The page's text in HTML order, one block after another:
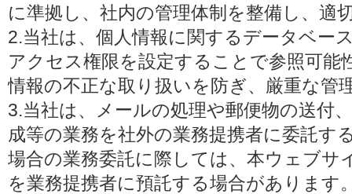
に準拠し、社内の管理体制を整備し、適
2.当社は、個人情報に関するデータベー
アクセス権限を設定することで参照可能
情報の不正な取り扱いを防ぎ、厳重な管
3.当社は、メールの処理や郵便物の送付
成等の業務を社外の業務提携者に委託す
場合の業務委託に際しては、本ウェブサ
を業務提携者に預託する場合があります